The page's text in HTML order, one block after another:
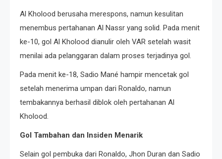
Al Kholood berusaha merespons, namun kesulitan
menembus pertahanan Al Nassr yang solid. Pada menit
ke-10, gol Al Kholood dianulir oleh VAR setelah wasit
menilai ada pelanggaran dalam proses terjadinya gol. ​
Pada menit ke-18, Sadio Mané hampir mencetak gol
setelah menerima umpan dari Ronaldo, namun
tembakannya berhasil diblok oleh pertahanan Al
Kholood. ​
Gol Tambahan dan Insiden Menarik
Selain gol pembuka dari Ronaldo, Jhon Duran dan Sadio